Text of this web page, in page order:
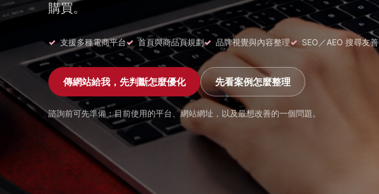
購買。
支援多種電商平台 首頁與商品頁規劃 品牌視覺與內容整理 SEO／AEO 搜尋友善
傳網站給我，先判斷怎麼優化 先看案例怎麼整理
諮詢前可先準備：目前使用的平台、網站網址，以及最想改善的一個問題。